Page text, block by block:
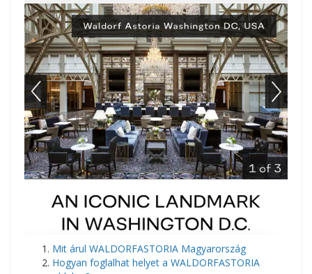
Mit árul WALDORFASTORIA Magyarország
Hogyan foglalhat helyet a WALDORFASTORIA